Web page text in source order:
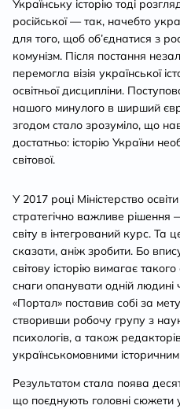
Українську історію тоді
російської — так, начебто
для того, щоб об’єднатися з
комунізм. Після постання
перемогла візія української
освітньої дисципліни.
нашого минулого в ширший
згодом стало зрозуміло, що
достатньо: історію України
світової.
У 2017 році Міністерство
стратегічно важливе рішення
світу в інтегрований курс. Та
сказати, аніж зробити. Бо
світову історію вимагає
снаги опанувати одній людині
«Портал» поставив собі за
створивши робочу групу з
психологів, а також
українськомовними
Результатом стала поява
що поєднують головні сюжети